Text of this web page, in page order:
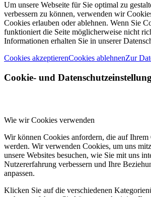
Um unsere Webseite für Sie optimal zu
verbessern zu können, verwenden wir
Cookies erlauben oder ablehnen. Wenn Sie
funktioniert die Seite möglicherweise nicht
Informationen erhalten Sie in unserer
Cookies akzeptierenCookies ablehnenZur
Cookie- und
Wie wir Cookies verwenden
Wir können Cookies anfordern, die auf Ihrem
werden. Wir verwenden Cookies, um uns
unsere Websites besuchen, wie Sie mit uns
Nutzererfahrung verbessern und Ihre
anpassen.
Klicken Sie auf die verschiedenen